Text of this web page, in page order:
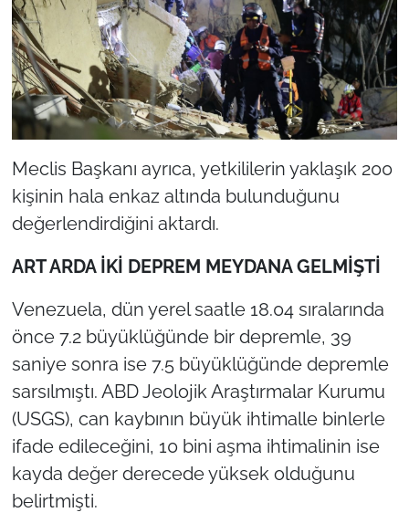
Meclis Başkanı ayrıca, yetkililerin yaklaşık 200
kişinin hala enkaz altında bulunduğunu
değerlendirdiğini aktardı.
ART ARDA İKİ DEPREM MEYDANA GELMİŞTİ
Venezuela, dün yerel saatle 18.04 sıralarında
önce 7.2 büyüklüğünde bir depremle, 39
saniye sonra ise 7.5 büyüklüğünde depremle
sarsılmıştı. ABD Jeolojik Araştırmalar Kurumu
(USGS), can kaybının büyük ihtimalle binlerle
ifade edileceğini, 10 bini aşma ihtimalinin ise
kayda değer derecede yüksek olduğunu
belirtmişti.